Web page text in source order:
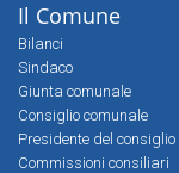
Il Comune
Bilanci
Sindaco
Giunta comunale
Consiglio comunale
Presidente del
Commissioni consiliari